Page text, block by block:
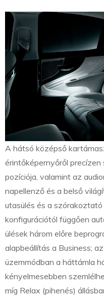
A hátsó középső
érintőképernyőről
pozíciója, valamint az
napellenző és a belső
utasülés és a
konfigurációtól függően
ülések három előre
alapbeállítás a Business;
üzemmódban a háttámla
kényelmesebben
míg Relax (pihenés)